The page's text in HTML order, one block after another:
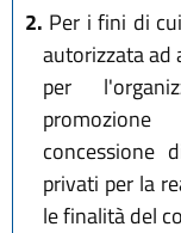
2. Per i fini di
autorizzata ad
per
concessione
privati per la
le finalità del